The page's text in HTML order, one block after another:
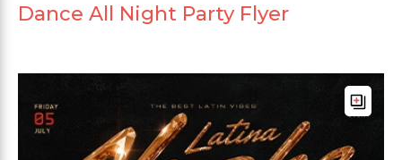
Dance All Night Party Flyer